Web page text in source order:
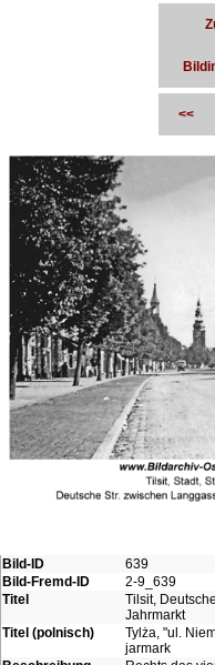
<<
Bild-ID
639
Bild-Fremd-ID
2-9_639
Titel
Tilsit,
Jahrmarkt
Titel (polnisch)
Tylża, "ul.
jarmark